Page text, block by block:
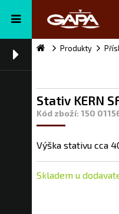
Produkty
Stativ KERN
Kód zboží: 150
Výška stativu cca
Skladem u